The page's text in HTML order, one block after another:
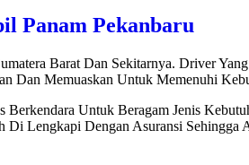
Panam Pekanbaru
Barat Dan Sekitarnya. Driver
Dan Memuaskan Untuk Memenuhi
Untuk Beragam Jenis
Lengkapi Dengan Asuransi Sehingga